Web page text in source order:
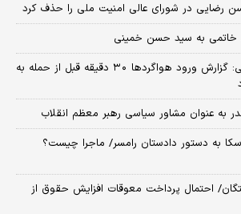
رضایی در شورای عالی امنیت ملی را حذف کرد
خاتمی به سید حسن خمینی
رئیس سازمان هواپیمایی: گزارش ورود هواگردها ٣٠ دقیقه قبل از حمله به
به عنوان مشاور سیاسی رهبر معظم انقلاب
به دستور دادستان رامسر/ ماجرا چیست؟
احتمال پرداخت معوقات افزایش حقوق از